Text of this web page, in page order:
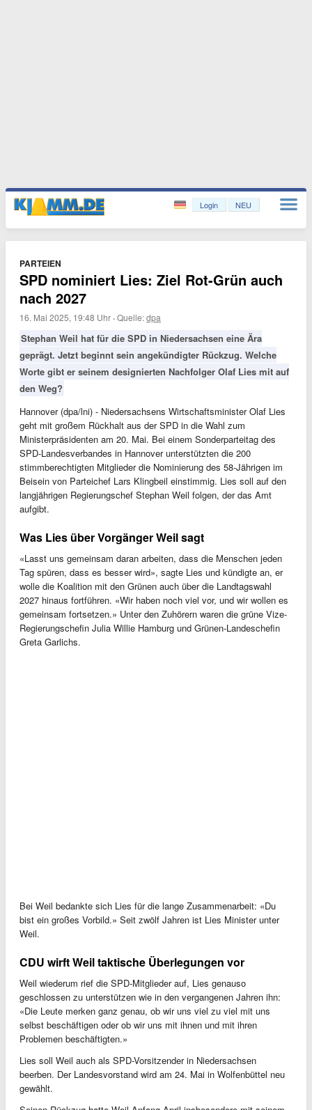
Login NEU
PARTEIEN
SPD nominiert Lies: Ziel Rot-Grün auch
nach 2027
16. Mai 2025, 19:48 Uhr ·Quelle:dpa
Stephan Weil hat für die SPD in Niedersachsen eine Ära
geprägt. Jetzt beginnt sein angekündigter Rückzug. Welche
Worte gibt er seinem designierten Nachfolger Olaf Lies mit auf
den Weg?
Hannover (dpa/lni) - Niedersachsens Wirtschaftsminister Olaf Lies
geht mit großem Rückhalt aus der SPD in die Wahl zum
Ministerpräsidenten am 20. Mai. Bei einem Sonderparteitag des
SPD-Landesverbandes in Hannover unterstützten die 200
stimmberechtigten Mitglieder die Nominierung des 58-Jährigen im
Beisein von Parteichef Lars Klingbeil einstimmig. Lies soll auf den
langjährigen Regierungschef Stephan Weil folgen, der das Amt
aufgibt.
Was Lies über Vorgänger Weil sagt
«Lasst uns gemeinsam daran arbeiten, dass die Menschen jeden
Tag spüren, dass es besser wird», sagte Lies und kündigte an, er
wolle die Koalition mit den Grünen auch über die Landtagswahl
2027 hinaus fortführen. «Wir haben noch viel vor, und wir wollen es
gemeinsam fortsetzen.» Unter den Zuhörern waren die grüne Vize-
Regierungschefin Julia Willie Hamburg und Grünen-Landeschefin
Greta Garlichs.
Bei Weil bedankte sich Lies für die lange Zusammenarbeit: «Du
bist ein großes Vorbild.» Seit zwölf Jahren ist Lies Minister unter
Weil.
CDU wirft Weil taktische Überlegungen vor
Weil wiederum rief die SPD-Mitglieder auf, Lies genauso
geschlossen zu unterstützen wie in den vergangenen Jahren ihn:
«Die Leute merken ganz genau, ob wir uns viel zu viel mit uns
selbst beschäftigen oder ob wir uns mit ihnen und mit ihren
Problemen beschäftigten.»
Lies soll Weil auch als SPD-Vorsitzender in Niedersachsen
beerben. Der Landesvorstand wird am 24. Mai in Wolfenbüttel neu
gewählt.